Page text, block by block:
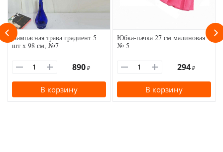
Пампасная трава градиент 5
шт х 98 см, №7
890 ₽
В корзину
Юбка-пачка 27 см малиновая
№ 5
294 ₽
В корзину